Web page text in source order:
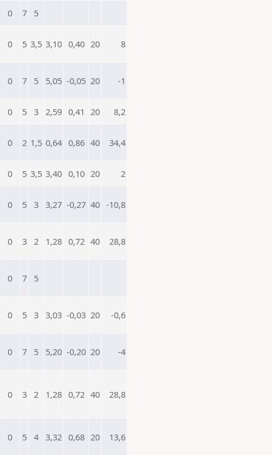
0 7 5
0 5 3,5 3,10 0,40 20 8
0 7 5 5,05 -0,05 20 -1
0 5 3 2,59 0,41 20 8,2
0 2 1,5 0,64 0,86 40 34,4
0 5 3,5 3,40 0,10 20 2
0 5 3 3,27 -0,27 40 -10,8
0 3 2 1,28 0,72 40 28,8
0 7 5
0 5 3 3,03 -0,03 20 -0,6
0 7 5 5,20 -0,20 20 -4
0 3 2 1,28 0,72 40 28,8
0 5 4 3,32 0,68 20 13,6